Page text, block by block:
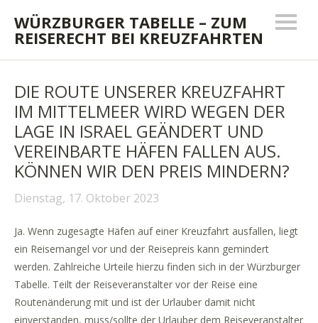
WÜRZBURGER TABELLE – ZUM
REISERECHT BEI KREUZFAHRTEN
DIE ROUTE UNSERER KREUZFAHRT
IM MITTELMEER WIRD WEGEN DER
LAGE IN ISRAEL GEÄNDERT UND
VEREINBARTE HÄFEN FALLEN AUS.
KÖNNEN WIR DEN PREIS MINDERN?
Dienstag, 17. Oktober 2023
Ja. Wenn zugesagte Häfen auf einer Kreuzfahrt ausfallen, liegt
ein Reisemangel vor und der Reisepreis kann gemindert
werden. Zahlreiche Urteile hierzu finden sich in der Würzburger
Tabelle. Teilt der Reiseveranstalter vor der Reise eine
Routenänderung mit und ist der Urlauber damit nicht
einverstanden, muss/sollte der Urlauber dem Reiseveranstalter